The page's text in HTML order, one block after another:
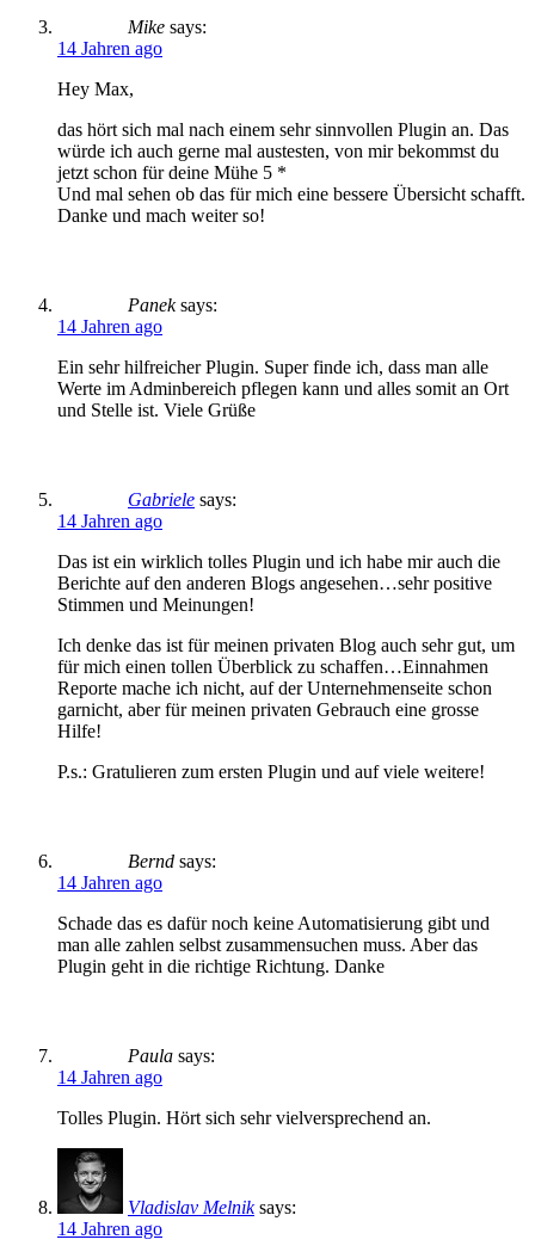
Mike says:
14 Jahren ago
Hey Max,
das hört sich mal nach einem sehr sinnvollen Plugin an. Das
würde ich auch gerne mal austesten, von mir bekommst du
jetzt schon für deine Mühe 5 *
Und mal sehen ob das für mich eine bessere Übersicht schafft.
Danke und mach weiter so!
Panek says:
14 Jahren ago
Ein sehr hilfreicher Plugin. Super finde ich, dass man alle
Werte im Adminbereich pflegen kann und alles somit an Ort
und Stelle ist. Viele Grüße
Gabriele says:
14 Jahren ago
Das ist ein wirklich tolles Plugin und ich habe mir auch die
Berichte auf den anderen Blogs angesehen…sehr positive
Stimmen und Meinungen!
Ich denke das ist für meinen privaten Blog auch sehr gut, um
für mich einen tollen Überblick zu schaffen…Einnahmen
Reporte mache ich nicht, auf der Unternehmenseite schon
garnicht, aber für meinen privaten Gebrauch eine grosse
Hilfe!
P.s.: Gratulieren zum ersten Plugin und auf viele weitere!
Bernd says:
14 Jahren ago
Schade das es dafür noch keine Automatisierung gibt und
man alle zahlen selbst zusammensuchen muss. Aber das
Plugin geht in die richtige Richtung. Danke
Paula says:
14 Jahren ago
Tolles Plugin. Hört sich sehr vielversprechend an.
Vladislav Melnik says:
14 Jahren ago